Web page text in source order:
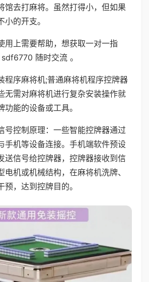
馆去打麻将。虽然打得小，但如果
的开支。
用上需要帮助，想获取一对一指
随时交流 。
程序麻将机;普通麻将机程序控牌器
无需对麻将机进行复杂安装操作就
能的设备或工具。
号控制原理：一些智能控牌器通过
手机等设备连接。手机端软件预设
送信号给控牌器，控牌器接收到信
电机或机械结构，在麻将机洗牌、
，达到控牌目的。